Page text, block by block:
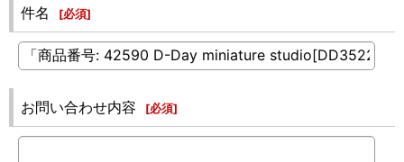
件名 [必須]
お問い合わせ内容 [必須]